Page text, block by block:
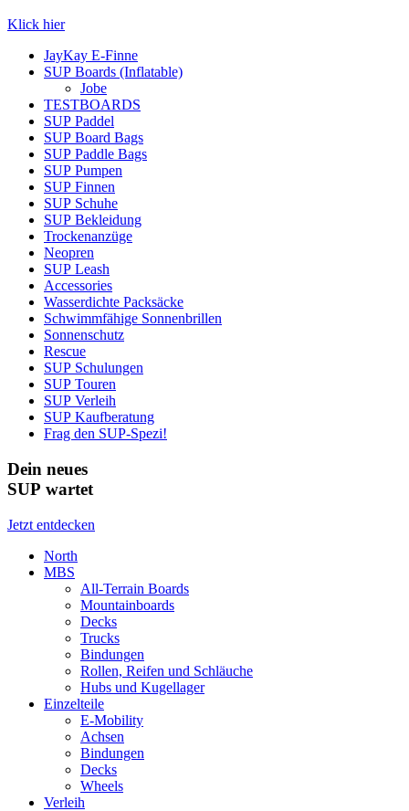
Klick hier
JayKay E-Finne
SUP Boards (Inflatable)
Jobe
TESTBOARDS
SUP Paddel
SUP Board Bags
SUP Paddle Bags
SUP Pumpen
SUP Finnen
SUP Schuhe
SUP Bekleidung
Trockenanzüge
Neopren
SUP Leash
Accessories
Wasserdichte Packsäcke
Schwimmfähige Sonnenbrillen
Sonnenschutz
Rescue
SUP Schulungen
SUP Touren
SUP Verleih
SUP Kaufberatung
Frag den SUP-Spezi!
Dein neues
SUP wartet
Jetzt entdecken
North
MBS
All-Terrain Boards
Mountainboards
Decks
Trucks
Bindungen
Rollen, Reifen und Schläuche
Hubs und Kugellager
Einzelteile
E-Mobility
Achsen
Bindungen
Decks
Wheels
Verleih